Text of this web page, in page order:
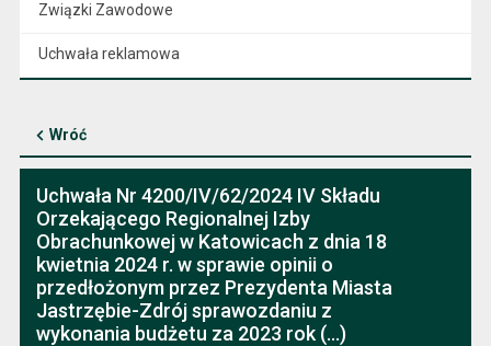
Związki Zawodowe
Uchwała reklamowa
Wróć
Uchwała Nr 4200/IV/62/2024 IV Składu
Orzekającego Regionalnej Izby
Obrachunkowej w Katowicach z dnia 18
kwietnia 2024 r. w sprawie opinii o
przedłożonym przez Prezydenta Miasta
Jastrzębie-Zdrój sprawozdaniu z
wykonania budżetu za 2023 rok (...)